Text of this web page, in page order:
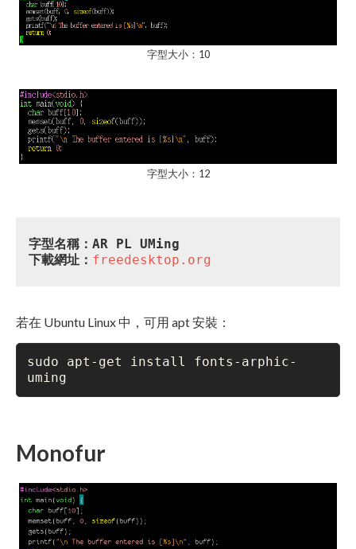
字型大小：10
字型大小：12
字型名稱：AR PL UMing
下載網址： freedesktop.org
若在 Ubuntu Linux 中，可用 apt 安裝：
sudo apt-get install fonts-arphic-
uming
Monofur